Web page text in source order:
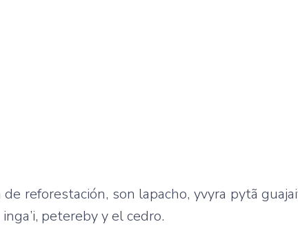
reforestación, son lapacho, yvyra pytã
petereby y el cedro.